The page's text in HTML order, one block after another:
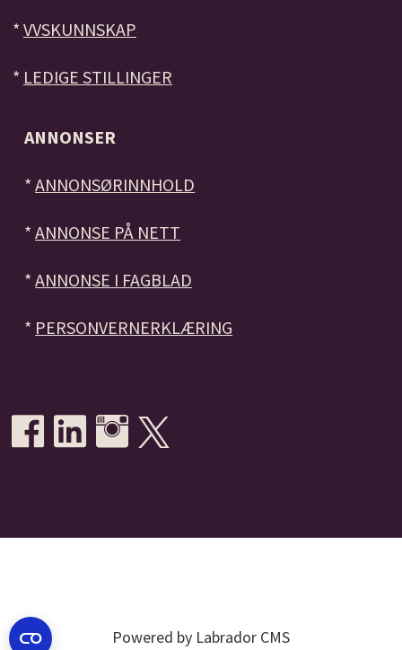
* VVSKUNNSKAP
* LEDIGE STILLINGER
ANNONSER
*ANNONSØRINNHOLD
*ANNONSE PÅ NETT
*ANNONSE I FAGBLAD
* PERSONVERNERKLÆRING
Powered by Labrador CMS